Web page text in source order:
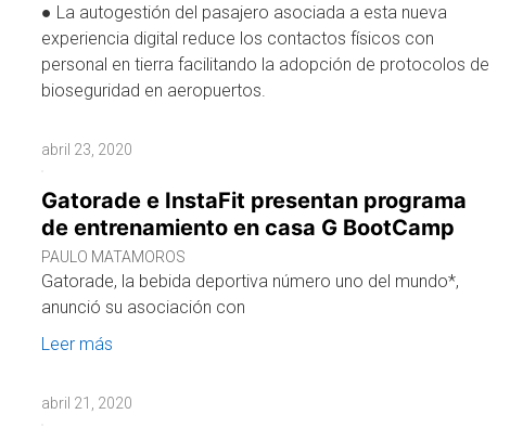
● La autogestión del pasajero asociada a esta nueva
experiencia digital reduce los contactos físicos con
personal en tierra facilitando la adopción de protocolos de
bioseguridad en aeropuertos.
abril 23, 2020
Gatorade e InstaFit presentan programa
de entrenamiento en casa G BootCamp
PAULO MATAMOROS
Gatorade, la bebida deportiva número uno del mundo*,
anunció su asociación con
Leer más
abril 21, 2020